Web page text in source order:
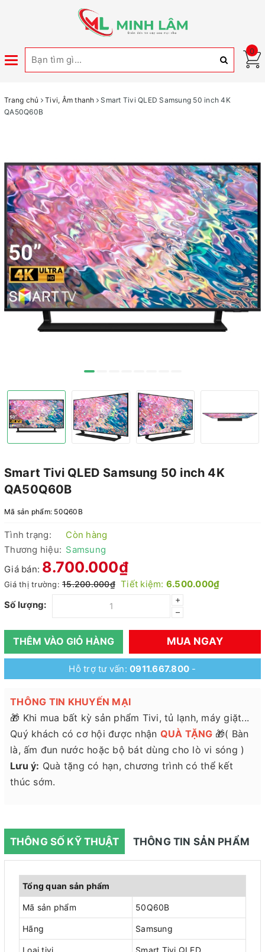
Toggle
0
Trang chủ Tivi, Âm thanh
Smart Tivi QLED Samsung 50 inch 4K
QA50Q60B
Smart Tivi QLED Samsung 50 inch 4K
QA50Q60B
Mã sản phẩm: 50Q60B
Tình trạng:
Còn hàng
Thương hiệu: Samsung
Giá bán: 8.700.000₫
Giá thị trường: 15.200.000₫ Tiết kiệm: 6.500.000₫
Số lượng:
+
–
THÊM VÀO GIỎ HÀNG MUA NGAY
Hỗ trợ tư vấn:0911.667.800 -
THÔNG TIN KHUYẾN MẠI
🎁 Khi mua bất kỳ sản phẩm Tivi, tủ lạnh, máy giặt...
Quý khách có cơ hội được nhận QUÀ TẶNG 🎁( Bàn
là, ấm đun nước hoặc bộ bát dùng cho lò vi sóng )
Lưu ý: Quà tặng có hạn, chương trình có thể kết
thúc sớm.
THÔNG SỐ KỸ THUẬT THÔNG TIN SẢN PHẨM
Tổng quan sản phẩm
Mã sản phẩm 50Q60B
Hãng Samsung
Loại tivi Smart Tivi QLED